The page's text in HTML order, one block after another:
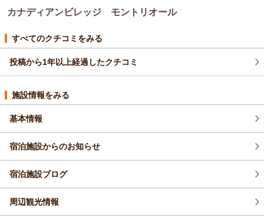
る『ログコテージ』を
しください。
ご一緒いただいたご友人の方たちにも、是非また・・・とお伝
えください。
ざいました。
れしく思います。
お部屋のエアコンについてですが、今回ご利用いただいたカナ
ディアンコテージ（A/AW ﾀｲﾌﾟ）
にも設置されておりますので、
過ごしいただければと思います。
リビングのエアコンにつきまして確認し対応いたします。ご指
摘ありがとうございました。
スタッフ一同、皆様に快適なコテージをご提供できるよう頑張
っておりますので、
思っております。
この度は、ご利用＆クチコミへのご投稿と高いご評価をいただ
カナディアンビレッジ モントリオール
すべてのクチコミをみる
投稿から1年以上経過したクチコミ
施設情報をみる
基本情報
宿泊施設からのお知らせ
宿泊施設ブログ
周辺観光情報